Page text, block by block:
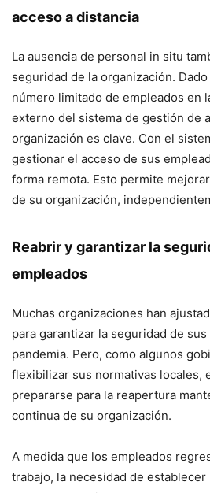
acceso a distancia
La ausencia de personal in situ
seguridad de la organización.
número limitado de empleados en
externo del sistema de gestión de
organización es clave. Con el
gestionar el acceso de sus
forma remota. Esto permite
de su organización,
Reabrir y garantizar la
empleados
Muchas organizaciones han
para garantizar la seguridad de
pandemia. Pero, como algunos
flexibilizar sus normativas locales,
prepararse para la reapertura
continua de su organización.
A medida que los empleados
trabajo, la necesidad de